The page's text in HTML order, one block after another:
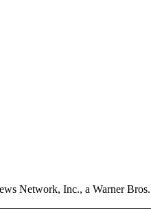
Network, Inc., a Warner